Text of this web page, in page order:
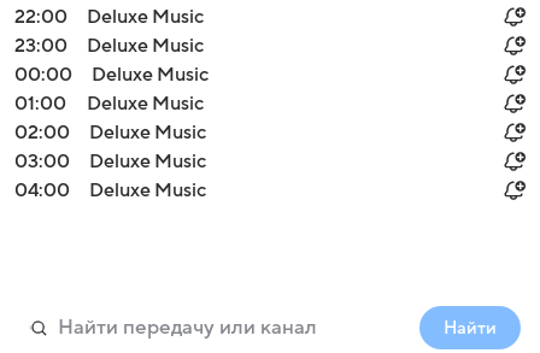
22:00
Deluxe Music
23:00
Deluxe Music
00:00
Deluxe Music
01:00
Deluxe Music
02:00
Deluxe Music
03:00
Deluxe Music
04:00
Deluxe Music
Найти